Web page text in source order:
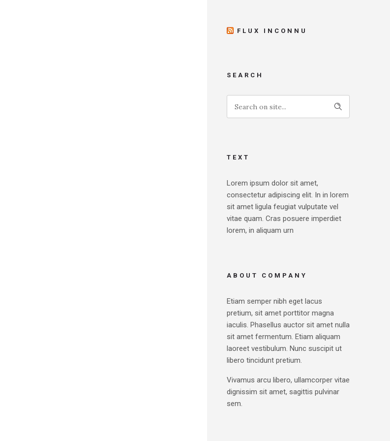
FLUX INCONNU
SEARCH
TEXT
Lorem ipsum dolor sit amet,
consectetur adipiscing elit. In in lorem
sit amet ligula feugiat vulputate vel
vitae quam. Cras posuere imperdiet
lorem, in aliquam urn
ABOUT COMPANY
Etiam semper nibh eget lacus
pretium, sit amet porttitor magna
iaculis. Phasellus auctor sit amet nulla
sit amet fermentum. Etiam aliquam
laoreet vestibulum. Nunc suscipit ut
libero tincidunt pretium.
Vivamus arcu libero, ullamcorper vitae
dignissim sit amet, sagittis pulvinar
sem.